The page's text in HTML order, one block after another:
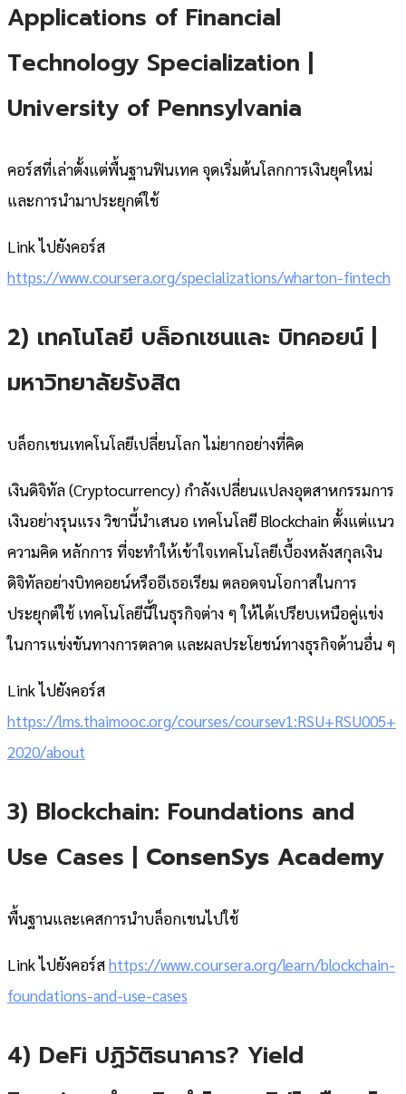
Applications of Financial
Technology Specialization |
University of Pennsylvania
คอร์สที่เล่าตั้งแต่พื้นฐานฟินเทค จุดเริ่มต้นโลกการเงินยุคใหม่
และการนำมาประยุกต์ใช้
Link ไปยังคอร์ส
https://www.coursera.org/specializations/wharton-fintech
2) เทคโนโลยี บล็อกเชนและ บิทคอยน์ |
มหาวิทยาลัยรังสิต
บล็อกเชนเทคโนโลยีเปลี่ยนโลก ไม่ยากอย่างที่คิด
เงินดิจิทัล (Cryptocurrency) กำลังเปลี่ยนแปลงอุตสาหกรรมการ
เงินอย่างรุนแรง วิชานี้นำเสนอ เทคโนโลยี Blockchain ตั้งแต่แนว
ความคิด หลักการ ที่จะทำให้เข้าใจเทคโนโลยีเบื้องหลังสกุลเงิน
ดิจิทัลอย่างบิทคอยน์หรืออีเธอเรียม ตลอดจนโอกาสในการ
ประยุกต์ใช้ เทคโนโลยีนี้ในธุรกิจต่าง ๆ ให้ได้เปรียบเหนือคู่แข่ง
ในการแข่งขันทางการตลาด และผลประโยชน์ทางธุรกิจด้านอื่น ๆ
Link ไปยังคอร์ส
https://lms.thaimooc.org/courses/coursev1:RSU+RSU005+
2020/about
3) Blockchain: Foundations and
Use Cases | ConsenSys Academy
พื้นฐานและเคสการนำบล็อกเชนไปใช้
Link ไปยังคอร์สhttps://www.coursera.org/learn/blockchain-
foundations-and-use-cases
4) DeFi ปฏิวัติธนาคาร? Yield